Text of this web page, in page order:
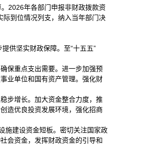
2026年各部门申报非财政拨款资
到位情况列支，纳入当年部门决
供坚实财政保障。至“十五五”
保重点支出需要。进一步加强预
业单位和国有资产管理。强化财
步增长。加大资金整合力度，推
造优良投资发展环境，强化招商
施建设资金短板。密切关注国家政
会资金，发挥财政资金的引导和